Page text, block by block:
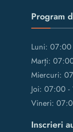
Program
Luni: 07:00
Marți:
Miercuri:
Joi: 07:00 -
Vineri:
Inscrieri